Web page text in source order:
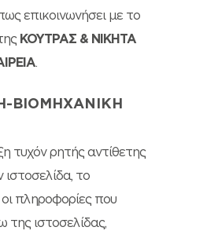
επικοινωνήσει με το
ΚΟΥΤΡΑΣ & ΝΙΚΗΤΑ
.
ΒΙΟΜΗΧΑΝΙΚΗ
τυχόν ρητής αντίθετης
το
πληροφορίες που
της ιστοσελίδας,